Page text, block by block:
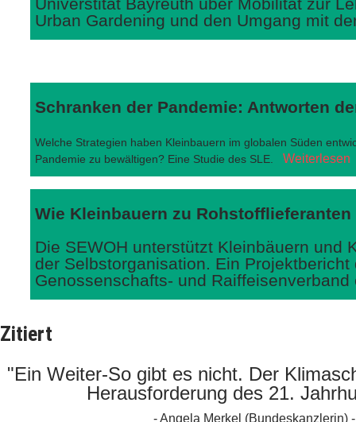
Universtität Bayreuth über Mobilität zur
Urban Gardening und den Umgang mit
Schranken der Pandemie: Antworten
Welche Strategien haben Kleinbauern im globalen Süden
Pandemie zu bewältigen? Eine Studie des SLE. Weiterlesen
Wie Kleinbauern zu Rohstofflieferanten
Die SEWOH unterstützt Kleinbäuern und
der Selbstorganisation. Ein Projektbericht
Genossenschafts- und
Zitiert
"Ein Weiter-So gibt es nicht. Der
Herausforderung des 21.
- Angela Merkel (Bundeskanzlerin) -